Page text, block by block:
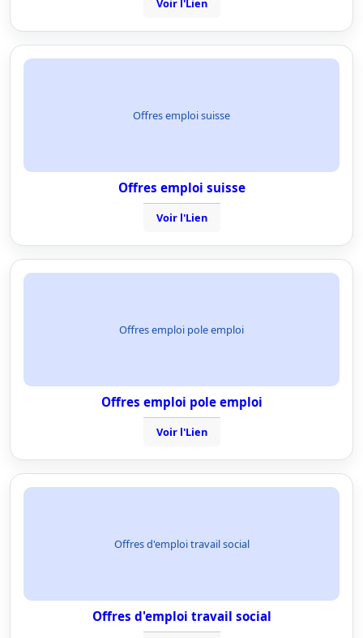
Voir l'Lien
Offres emploi suisse
Offres emploi suisse
Voir l'Lien
Offres emploi pole emploi
Offres emploi pole emploi
Voir l'Lien
Offres d'emploi travail social
Offres d'emploi travail social